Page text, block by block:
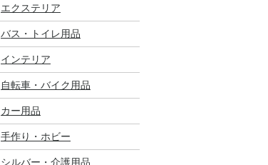
エクステリア
バス・トイレ用品
インテリア
自転車・バイク用品
カー用品
手作り・ホビー
シルバー・介護用品